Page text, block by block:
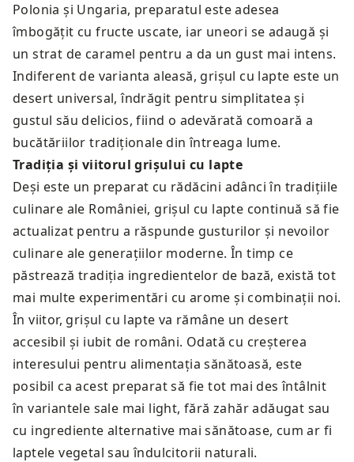
Polonia și Ungaria, preparatul este adesea
îmbogățit cu fructe uscate, iar uneori se adaugă și
un strat de caramel pentru a da un gust mai intens.
Indiferent de varianta aleasă, grișul cu lapte este un
desert universal, îndrăgit pentru simplitatea și
gustul său delicios, fiind o adevărată comoară a
bucătăriilor tradiționale din întreaga lume.
Tradiția și viitorul grișului cu lapte
Deși este un preparat cu rădăcini adânci în tradițiile
culinare ale României, grișul cu lapte continuă să fie
actualizat pentru a răspunde gusturilor și nevoilor
culinare ale generațiilor moderne. În timp ce
păstrează tradiția ingredientelor de bază, există tot
mai multe experimentări cu arome și combinații noi.
În viitor, grișul cu lapte va rămâne un desert
accesibil și iubit de români. Odată cu creșterea
interesului pentru alimentația sănătoasă, este
posibil ca acest preparat să fie tot mai des întâlnit
în variantele sale mai light, fără zahăr adăugat sau
cu ingrediente alternative mai sănătoase, cum ar fi
laptele vegetal sau îndulcitorii naturali.